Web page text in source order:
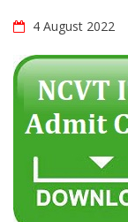
4 August 2022